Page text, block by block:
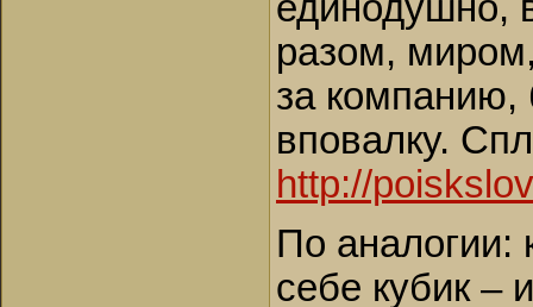
разом,
за компанию,
вповалку.
http://
По аналогии:
себе кубик –